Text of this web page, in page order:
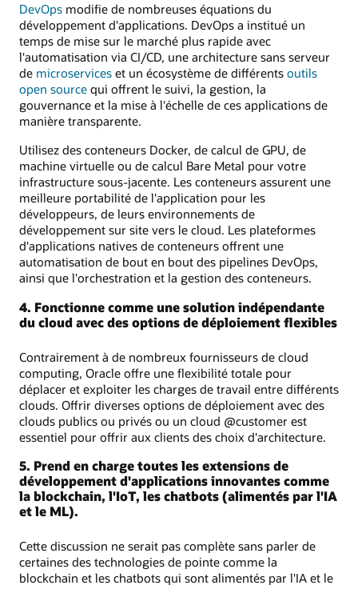
DevOps modifie de nombreuses équations du
développement d'applications. DevOps a institué un
temps de mise sur le marché plus rapide avec
l'automatisation via CI/CD, une architecture sans serveur
de microservices et un écosystème de différents outils
open source qui offrent le suivi, la gestion, la
gouvernance et la mise à l'échelle de ces applications de
manière transparente.
Utilisez des conteneurs Docker, de calcul de GPU, de
machine virtuelle ou de calcul Bare Metal pour votre
infrastructure sous-jacente. Les conteneurs assurent une
meilleure portabilité de l'application pour les
développeurs, de leurs environnements de
développement sur site vers le cloud. Les plateformes
d'applications natives de conteneurs offrent une
automatisation de bout en bout des pipelines DevOps,
ainsi que l'orchestration et la gestion des conteneurs.
4. Fonctionne comme une solution indépendante
du cloud avec des options de déploiement flexibles
Contrairement à de nombreux fournisseurs de cloud
computing, Oracle offre une flexibilité totale pour
déplacer et exploiter les charges de travail entre différents
clouds. Offrir diverses options de déploiement avec des
clouds publics ou privés ou un cloud @customer est
essentiel pour offrir aux clients des choix d'architecture.
5. Prend en charge toutes les extensions de
développement d'applications innovantes comme
la blockchain, l'IoT, les chatbots (alimentés par l'IA
et le ML).
Cette discussion ne serait pas complète sans parler de
certaines des technologies de pointe comme la
blockchain et les chatbots qui sont alimentés par l'IA et le